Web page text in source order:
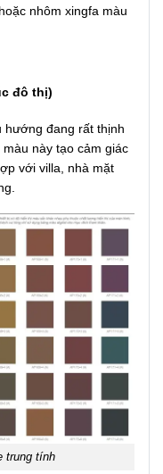
nhôm xingfa màu
đô thị)
hướng đang rất thịnh
này tạo cảm giác
với villa, nhà mặt
trung tính